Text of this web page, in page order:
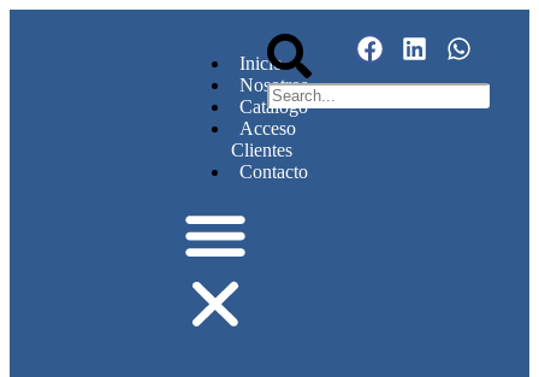
Inicio
Nosotros
Catálogo
Acceso
Clientes
Contacto